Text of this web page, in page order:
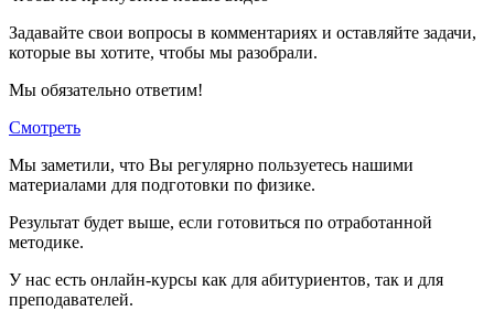
Задавайте свои вопросы в комментариях и оставляйте задачи,
которые вы хотите, чтобы мы разобрали.
Мы обязательно ответим!
Смотреть
Мы заметили, что Вы регулярно пользуетесь нашими
материалами для подготовки по физике.
Результат будет выше, если готовиться по отработанной
методике.
У нас есть онлайн-курсы как для абитуриентов, так и для
преподавателей.